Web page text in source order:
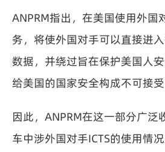
ANPRM指出，在美国使用外国
务，将使外国对手可以直接进
数据，并绕过旨在保护美国人安
给美国的国家安全构成不可接受
因此，ANPRM在这一部分广泛
车中涉外国对手ICTS的使用情